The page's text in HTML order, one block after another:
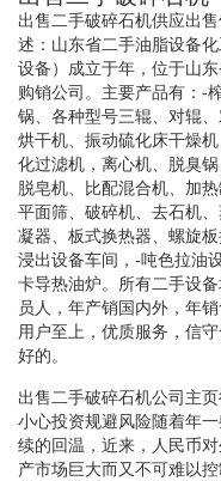
出售二手破碎石机供应出
述：山东省二手油脂设备
设备）成立于年，位于山
购销公司。主要产品有：-
锅、各种型号三辊、对辊
烘干机、振动硫化床干燥
化过滤机，离心机、脱臭
脱皂机、比配混合机、加
平面筛、破碎机、去石机
凝器、板式换热器、螺旋
浸出设备车间，-吨色拉油
卡导热油炉。所有二手设
员人，年产销国内外，年
用户至上，优质服务，信
好的。
出售二手破碎石机公司主
小心投资规避风险随着年
续的回温，近来，人民币
产市场巨大而又不可难以